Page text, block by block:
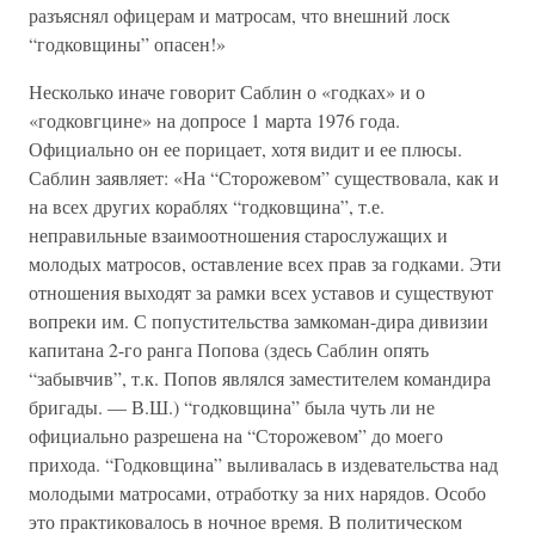
разъяснял офицерам и матросам, что внешний лоск
“годковщины” опасен!»
Несколько иначе говорит Саблин о «годках» и о
«годковгцине» на допросе 1 марта 1976 года.
Официально он ее порицает, хотя видит и ее плюсы.
Саблин заявляет: «На “Сторожевом” существовала, как и
на всех других кораблях “годковщина”, т.е.
неправильные взаимоотношения старослужащих и
молодых матросов, оставление всех прав за годками. Эти
отношения выходят за рамки всех уставов и существуют
вопреки им. С попустительства замкоман-дира дивизии
капитана 2-го ранга Попова (здесь Саблин опять
“забывчив”, т.к. Попов являлся заместителем командира
бригады. — В.Ш.) “годковщина” была чуть ли не
официально разрешена на “Сторожевом” до моего
прихода. “Годковщина” выливалась в издевательства над
молодыми матросами, отработку за них нарядов. Особо
это практиковалось в ночное время. В политическом